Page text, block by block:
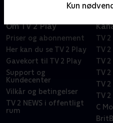
Kun
Om TV 2 Play
Priser og abonnement
Her kan du se TV 2 Play
Gavekort til TV 2 Play
Support og
Kundecenter
Vilkår og betingelser
TV 2 NEWS i offentligt
rum
TV 2
TV
TV
TV
TV 2
TV
C